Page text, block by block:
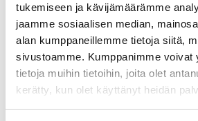
tukemiseen ja kävijämäärämme
jaamme sosiaalisen median,
alan kumppaneillemme tietoja siitä,
sivustoamme. Kumppanimme voivat
tietoja muihin tietoihin, joita olet
kerätty, kun olet käyttänyt heidän